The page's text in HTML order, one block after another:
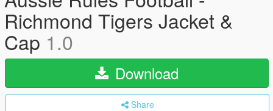
Richmond Tigers Jacket &
Cap 1.0
Download
Share